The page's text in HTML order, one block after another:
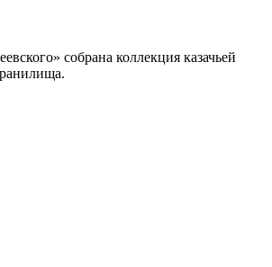
собрана коллекция казачьей